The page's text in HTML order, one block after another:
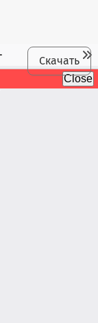
Скачать